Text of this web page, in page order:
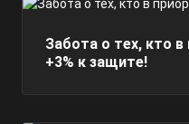
Забота о тех, кто
+3% к защите!